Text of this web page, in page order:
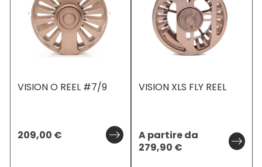
VISION O REEL #7/9
209,00 €
VISION XLS FLY REEL
A partire da
279,90 €